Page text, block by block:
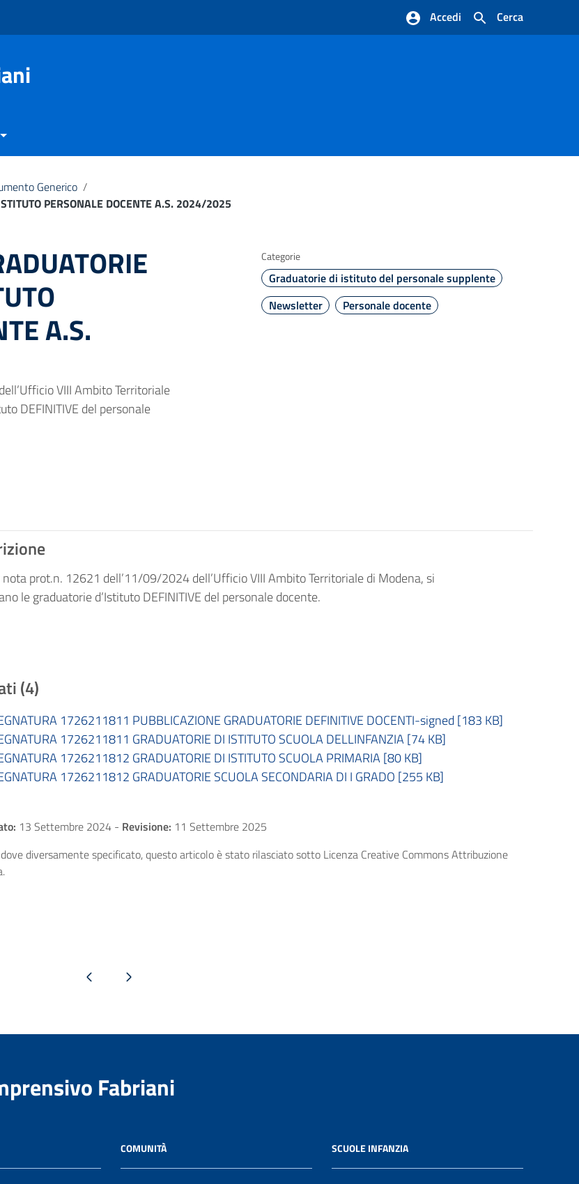
Cerca
Accedi
Generico /
PERSONALE DOCENTE A.S. 2024/2025
A.S.
VIII Ambito Territoriale
DEFINITIVE del personale
Categorie
Graduatorie di istituto del personale supplente
Newsletter
Personale docente
prot.n. 12621 dell’11/09/2024 dell’Ufficio VIII Ambito Territoriale di Modena, si
le graduatorie d’Istituto DEFINITIVE del personale docente.
(4)
1726211811 PUBBLICAZIONE GRADUATORIE DEFINITIVE DOCENTI-signed [183 KB]
1726211811 GRADUATORIE DI ISTITUTO SCUOLA DELLINFANZIA [74 KB]
1726211812 GRADUATORIE DI ISTITUTO SCUOLA PRIMARIA [80 KB]
1726211812 GRADUATORIE SCUOLA SECONDARIA DI I GRADO [255 KB]
13 Settembre 2024 - Revisione: 11 Settembre 2025
diversamente specificato, questo articolo è stato rilasciato sotto Licenza Creative Commons Attribuzione
Pagina precedentePagina successiva
Fabriani
COMUNITÀ SCUOLE INFANZIA